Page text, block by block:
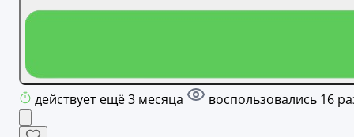
действует ещё 3 месяца воспользовались 16